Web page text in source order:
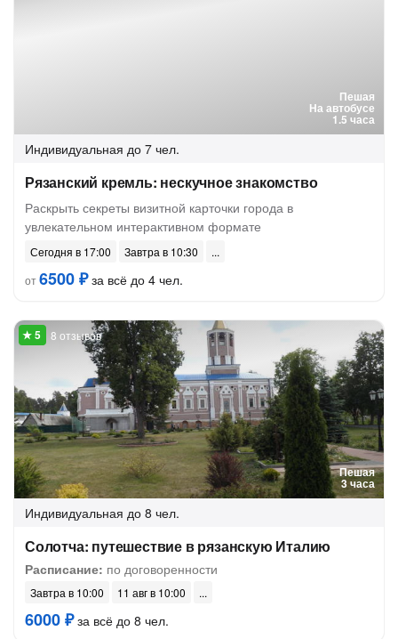
Пешая
На автобусе
1.5 часа
Индивидуальная до 7 чел.
Рязанский кремль: нескучное знакомство
Раскрыть секреты визитной карточки города в
увлекательном интерактивном формате
Сегодня в 17:00
Завтра в 10:30
от6500 ₽за всё до 4 чел.
Пешая
3 часа
8 отзывов
Индивидуальная до 8 чел.
Солотча: путешествие в рязанскую Италию
Расписание: по договоренности
Завтра в 10:00 11 авг в 10:00
6000 ₽за всё до 8 чел.